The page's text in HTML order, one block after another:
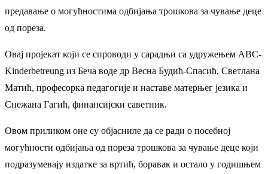
предавање о могућностима одбијања трошкова за чување деце
од пореза.
Овај пројекат који се спроводи у сарадњи са удружењем ABC-
Kinderbetreung из Беча воде др Весна Будић-Спасић, Светлана
Матић, професорка педагогије и наставе матерњег језика и
Снежана Гагић, финансијски саветник.
Овом приликом оне су објасниле да се ради о посебној
могућности одбијања од пореза трошкова за чување деце који
подразумевају издатке за вртић, боравак и остало у годишњем